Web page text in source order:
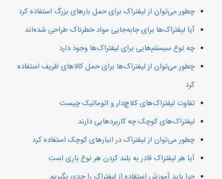
چطور می‌توان از لیفتراک برای حمل بارهای بزرگ استفاده کرد
آیا لیفتراک‌ها برای جابه‌جایی مواد خطرناک طراحی شده‌اند
چه نوع سیستم‌هایی برای لیفتراک‌ها وجود دارد
چطور می‌توان از لیفتراک‌ها برای حمل کالاهای ظریف استفاده
کرد
تفاوت لیفتراک‌های کلاچ‌دار و اتوماتیک چیست
لیفتراک‌های کوچک چه کاربردهایی دارند
چطور می‌توان از لیفتراک در انبارهای کوچک استفاده کرد
آیا هر لیفتراک قادر به بلند کردن هر نوع باری است